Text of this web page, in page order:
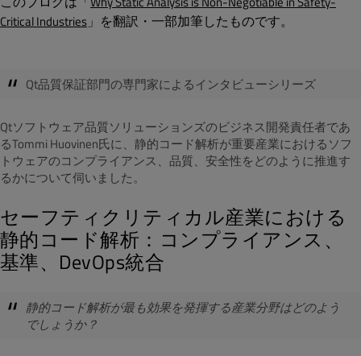
Critical Industries 」を翻訳・一部加筆したものです。
Qt品質保証部門の専門家によるインタビューシリーズ
Qtソフトウェア品質ソリューションズのビジネス開発責任者であ
るTommi Huovinen氏に、静的コード解析が重要産業におけるソフ
トウェアのコンプライアンス、品質、安全性をどのように推進す
るかについて伺いました。
セーフティクリティカル産業における
静的コード解析：コンプライアンス、
基準、DevOps統合
静的コード解析が最も効果を発揮する産業分野はどのよう
でしょうか？